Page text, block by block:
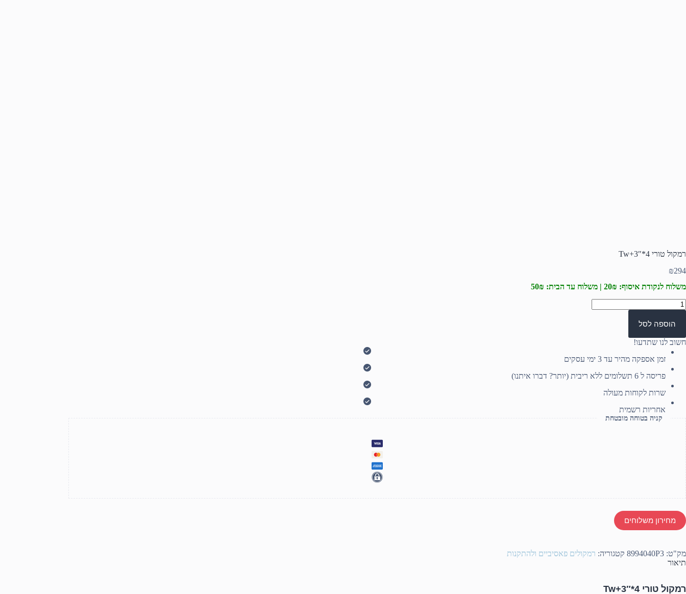
רמקול טורי 4*3″+Tw
₪294
משלוח לנקודת איסוף: 20₪ | משלוח עד הבית: 50₪
כמות
של
טורי
4*3"+Tw
הוספה לסל
חשוב לנו שתדעו!
זמן אספקה מהיר עד 3 ימי עסקים
פריסה ל 6 תשלומים ללא ריבית (יותר? דברו איתנו)
שרות לקוחות מעולה
אחריות רשמית
קניה בטוחה מובטחת
מחירון משלוחים
מק"ט: 8994040P3 קטגוריה: רמקולים פאסיביים ולהתקנות
תיאור
רמקול טורי 4*3″+Tw